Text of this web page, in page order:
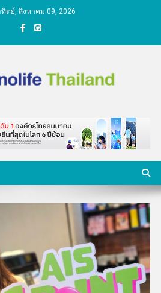
ตย์, สิงหาคม 09, 2026
วามคิด ชีวิตกับ
ตกรรม